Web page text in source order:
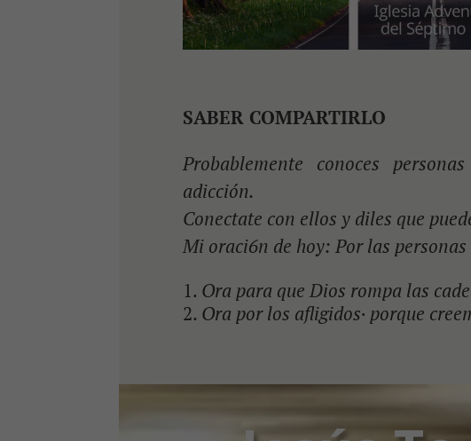
SABER COMPARTIRLO
Probablemente conoces
adicción.
Conectate con ellos y diles que
Mi oraci6n de hoy: Por las
Ora para que Dios rompa las
Ora por los afligidos· porque